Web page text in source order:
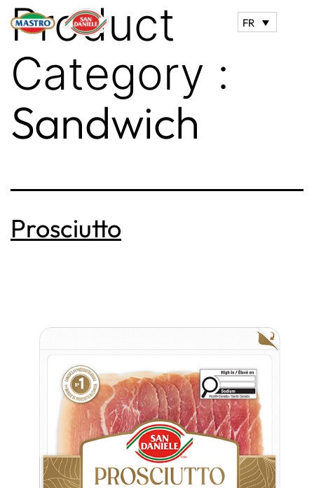
FR
Product
Category :
Sandwich
Prosciutto